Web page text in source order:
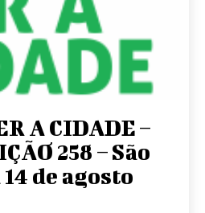
A CIDADE –
258 – São
de agosto